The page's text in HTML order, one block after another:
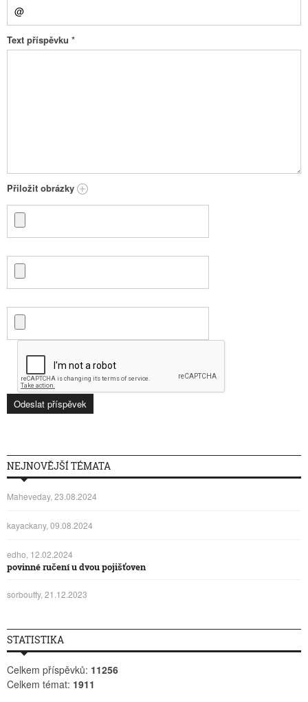
Text příspěvku *
Přiložit obrázky
NEJNOVĚJŠÍ TÉMATA
Maheveday, 23.08.2024
kayackany, 09.08.2024
edho, 12.02.2024
povinné ručení u dvou pojišťoven
sorboutty, 21.12.2023
STATISTIKA
Celkem příspěvků: 11256
Celkem témat: 1911